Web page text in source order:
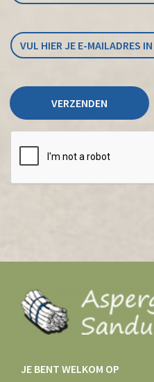
JE BENT WELKOM OP